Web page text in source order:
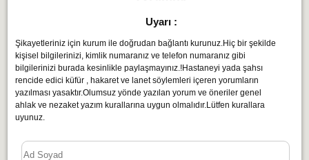
Uyarı :
Şikayetleriniz için kurum ile doğrudan bağlantı kurunuz.Hiç bir şekilde
kişisel bilgilerinizi, kimlik numaranız ve telefon numaranız gibi
bilgilerinizi burada kesinlikle paylaşmayınız.!Hastaneyi yada şahsı
rencide edici küfür , hakaret ve lanet söylemleri içeren yorumların
yazılması yasaktır.Olumsuz yönde yazılan yorum ve öneriler genel
ahlak ve nezaket yazım kurallarına uygun olmalıdır.Lütfen kurallara
uyunuz.